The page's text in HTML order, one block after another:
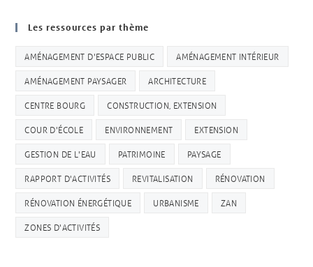
Les ressources par thème
AMÉNAGEMENT D'ESPACE PUBLIC AMÉNAGEMENT INTÉRIEUR
AMÉNAGEMENT PAYSAGER ARCHITECTURE
CENTRE BOURG CONSTRUCTION, EXTENSION
COUR D'ÉCOLE ENVIRONNEMENT EXTENSION
GESTION DE L'EAU PATRIMOINE PAYSAGE
RAPPORT D'ACTIVITÉS REVITALISATION RÉNOVATION
RÉNOVATION ÉNERGÉTIQUE URBANISME ZAN
ZONES D'ACTIVITÉS